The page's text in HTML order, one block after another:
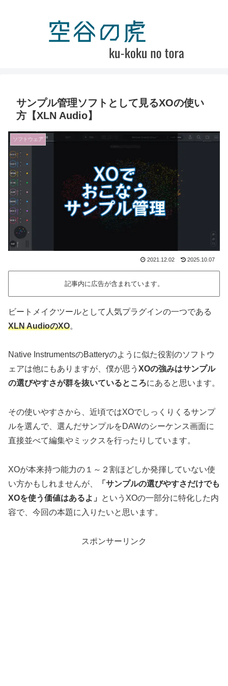
サンプル管理ソフトとして見るXOの使い
方【XLN Audio】
ソフトウェア
2021.12.02 2025.10.07
記事内に広告が含まれています。
ビートメイクツールとして人気プラグインの一つである
XLN AudioのXO。
Native InstrumentsのBatteryのように似た役割のソフトウ
ェアは他にもありますが、僕が思う XOの強みはサンプル
の選びやすさが群を抜いているところにあると思います。
その使いやすさから、近頃ではXOでしっくりくるサンプ
ルを選んで、選んだサンプルをDAWのシーケンス画面に
直接並べて編集やミックスを行ったりしています。
XOが本来持つ能力の１～２割ほどしか発揮していない使
い方かもしれませんが、
「サンプルの選びやすさだけでも
XOを使う価値はあるよ」
というXOの一部分に特化した内
容で、今回の本題に入りたいと思います。
スポンサーリンク